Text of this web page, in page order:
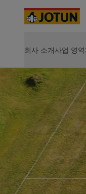
회사 소개사업 영역
회사 소개
사업 소개
사업장 안내
핵심 가치
연혁
사업 전략
가치 창출
경영진 및 이사회
주주 정보
요턴 소개
실내 인테
선박
에너지
건축 및 디
인프라
경공업
제품
에너지용 제품
건축 및 디자인용
인프라용 제품
경공업용 제품
제품 전체 보기
지속가능성
사회
지배구조
산업 기여
요턴의 지속가능
JOTUN에서 커리어의
Opportunities for
Life at Jotun
Career
Cyprus-English
Czech Republic-English
Germany-English
Greece-English
Italy -English
Netherlands -
English
Norway -
English
Poland
English
Spain
-English
Sweden
English
Türkiye -
Turkish
Türkiye -English
United Kingdom-
Australia-English
www.jotun.com -